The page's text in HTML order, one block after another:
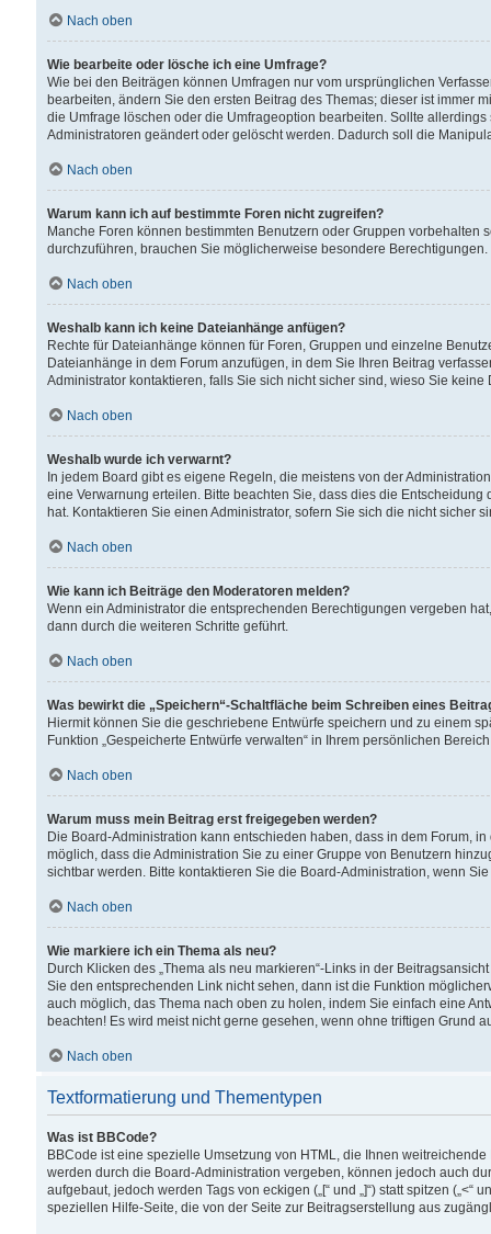
Nach oben
Wie bearbeite oder lösche ich eine Umfrage?
Wie bei den Beiträgen können Umfragen nur vom ursprünglichen
bearbeiten, ändern Sie den ersten Beitrag des Themas; dieser ist immer
die Umfrage löschen oder die Umfrageoption bearbeiten. Sollte
Administratoren geändert oder gelöscht werden. Dadurch soll die
Nach oben
Warum kann ich auf bestimmte Foren nicht zugreifen?
Manche Foren können bestimmten Benutzern oder Gruppen
durchzuführen, brauchen Sie möglicherweise besondere
Nach oben
Weshalb kann ich keine Dateianhänge anfügen?
Rechte für Dateianhänge können für Foren, Gruppen und einzelne
Dateianhänge in dem Forum anzufügen, in dem Sie Ihren Beitrag
Administrator kontaktieren, falls Sie sich nicht sicher sind, wieso Sie
Nach oben
Weshalb wurde ich verwarnt?
In jedem Board gibt es eigene Regeln, die meistens von der
eine Verwarnung erteilen. Bitte beachten Sie, dass dies die
hat. Kontaktieren Sie einen Administrator, sofern Sie sich die nicht sicher
Nach oben
Wie kann ich Beiträge den Moderatoren melden?
Wenn ein Administrator die entsprechenden Berechtigungen vergeben
dann durch die weiteren Schritte geführt.
Nach oben
Was bewirkt die „Speichern“-Schaltfläche beim Schreiben eines
Hiermit können Sie die geschriebene Entwürfe speichern und zu einem
Funktion „Gespeicherte Entwürfe verwalten“ in Ihrem persönlichen
Nach oben
Warum muss mein Beitrag erst freigegeben werden?
Die Board-Administration kann entschieden haben, dass in dem Forum,
möglich, dass die Administration Sie zu einer Gruppe von Benutzern
sichtbar werden. Bitte kontaktieren Sie die Board-Administration, wenn
Nach oben
Wie markiere ich ein Thema als neu?
Durch Klicken des „Thema als neu markieren“-Links in der
Sie den entsprechenden Link nicht sehen, dann ist die Funktion
auch möglich, das Thema nach oben zu holen, indem Sie einfach eine
beachten! Es wird meist nicht gerne gesehen, wenn ohne triftigen Grund
Nach oben
Textformatierung und Thementypen
Was ist BBCode?
BBCode ist eine spezielle Umsetzung von HTML, die Ihnen
werden durch die Board-Administration vergeben, können jedoch auch
aufgebaut, jedoch werden Tags von eckigen („[“ und „]“) statt spitzen
speziellen Hilfe-Seite, die von der Seite zur Beitragserstellung aus